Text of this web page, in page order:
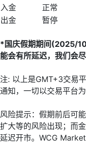
入金
正常
出金
暂停
* 国庆假期期间(2025/
能会有所延迟，我们会
注: 以上是GMT+3交易
通知，一切以交易平台
风险提示：假期前后可
扩大等的风险出现；而
延迟开市。WCG